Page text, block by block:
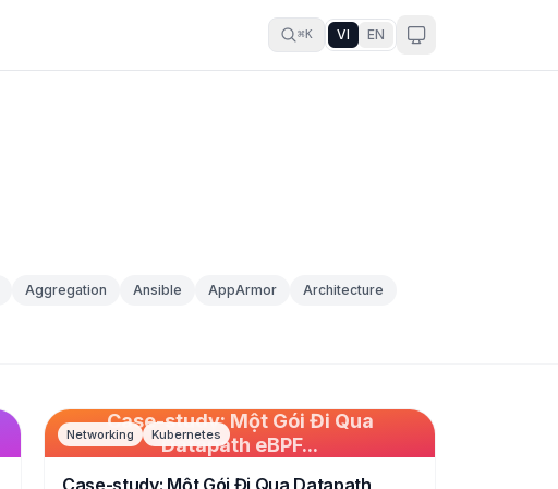
⌘K VI EN
Aggregation Ansible AppArmor
Architecture
Case-study: Một Gói Đi Qua
Datapath eBPF...
Networking Kubernetes
Case-study: Một Gói Đi Qua Datapath